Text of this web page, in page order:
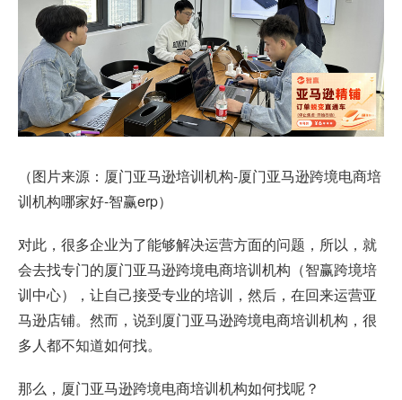
（图片来源：厦门亚马逊培训机构-厦门亚马逊跨境电商培
训机构哪家好-智赢erp）
对此，很多企业为了能够解决运营方面的问题，所以，就
会去找专门的厦门亚马逊跨境电商培训机构（智赢跨境培
训中心），让自己接受专业的培训，然后，在回来运营亚
马逊店铺。然而，说到厦门亚马逊跨境电商培训机构，很
多人都不知道如何找。
那么，厦门亚马逊跨境电商培训机构如何找呢？